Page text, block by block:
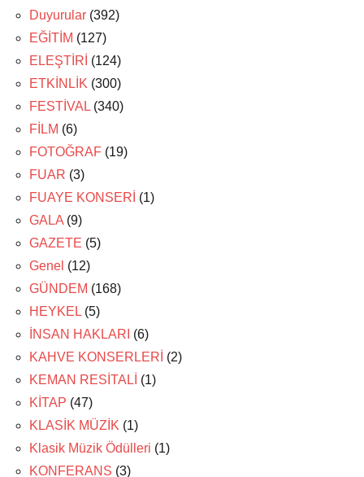
Duyurular (392)
EĞİTİM (127)
ELEŞTİRİ (124)
ETKİNLİK (300)
FESTİVAL (340)
FİLM (6)
FOTOĞRAF (19)
FUAR (3)
FUAYE KONSERİ (1)
GALA (9)
GAZETE (5)
Genel (12)
GÜNDEM (168)
HEYKEL (5)
İNSAN HAKLARI (6)
KAHVE KONSERLERİ (2)
KEMAN RESİTALİ (1)
KİTAP (47)
KLASİK MÜZİK (1)
Klasik Müzik Ödülleri (1)
KONFERANS (3)